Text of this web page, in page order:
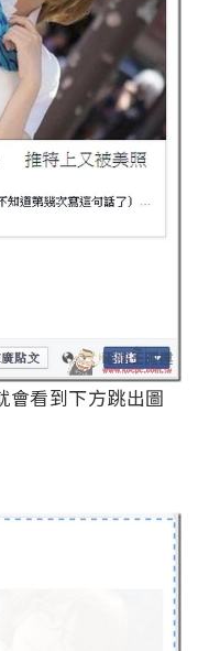
看到下方跳出圖